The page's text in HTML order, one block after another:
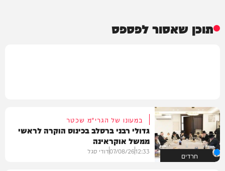
תוכן שאסור לפספס
חרדים
במעונו של הגרי"מ שכטר
גדולי רבני ברסלב בכינוס הוקרה לראשי
ממשל אוקראינה
12:33
07/08/26דודי סגל